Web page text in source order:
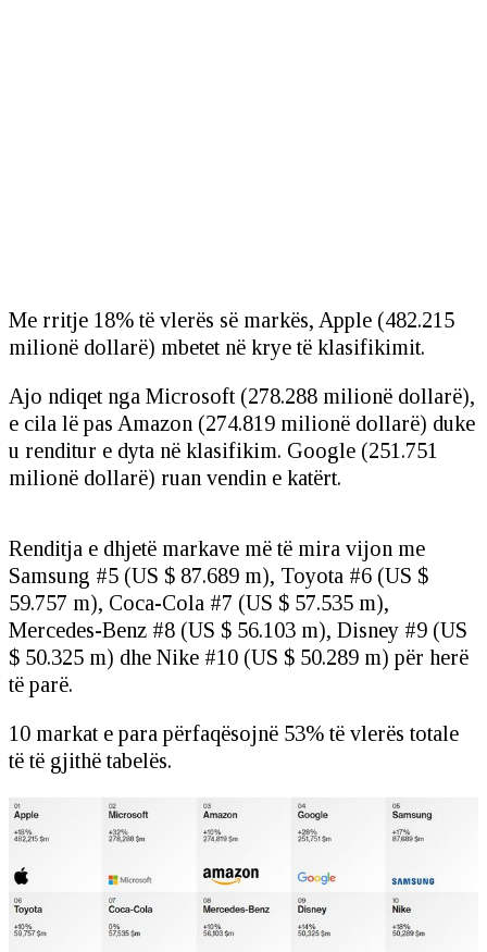
Me rritje 18% të vlerës së markës, Apple (482.215
milionë dollarë) mbetet në krye të klasifikimit.
Ajo ndiqet nga Microsoft (278.288 milionë dollarë),
e cila lë pas Amazon (274.819 milionë dollarë) duke
u renditur e dyta në klasifikim. Google (251.751
milionë dollarë) ruan vendin e katërt.
Renditja e dhjetë markave më të mira vijon me
Samsung #5 (US $ 87.689 m), Toyota #6 (US $
59.757 m), Coca-Cola #7 (US $ 57.535 m),
Mercedes-Benz #8 (US $ 56.103 m), Disney #9 (US
$ 50.325 m) dhe Nike #10 (US $ 50.289 m) për herë
të parë.
10 markat e para përfaqësojnë 53% të vlerës totale
të të gjithë tabelës.